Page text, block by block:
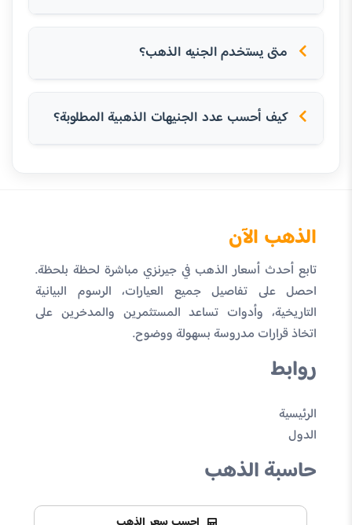
متى يستخدم الجنيه الذهب؟
كيف أحسب عدد الجنيهات الذهبية المطلوبة؟
الذهب الآن
تابع أحدث أسعار الذهب في جيرنزي مباشرة لحظة بلحظة.
احصل على تفاصيل جميع العيارات، الرسوم البيانية
التاريخية، وأدوات تساعد المستثمرين والمدخرين على
اتخاذ قرارات مدروسة بسهولة ووضوح.
روابط
الرئيسية
الدول
حاسبة الذهب